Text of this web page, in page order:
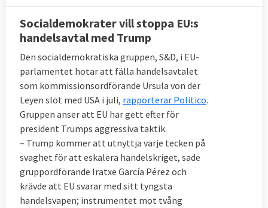
Socialdemokrater vill stoppa EU:s
handelsavtal med Trump
Den socialdemokratiska gruppen, S&D, i EU-
parlamentet hotar att fälla handelsavtalet
som kommissionsordförande Ursula von der
Leyen slöt med USA i juli, rapporterar Politico.
Gruppen anser att EU har gett efter för
president Trumps aggressiva taktik.
– Trump kommer att utnyttja varje tecken på
svaghet för att eskalera handelskriget, sade
gruppordförande Iratxe García Pérez och
krävde att EU svarar med sitt tyngsta
handelsvapen; instrumentet mot tvång